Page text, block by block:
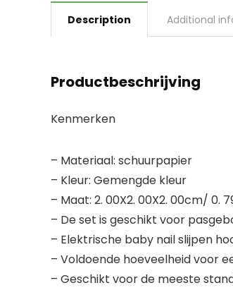
Description Additional
Productbeschrijving
Kenmerken
– Materiaal: schuurpapier
– Kleur: Gemengde kleur
– Maat: 2. 00X2. 00X2. 00cm/ 0.
– De set is geschikt voor
– Elektrische baby nail slijpen
– Voldoende hoeveelheid voor
– Geschikt voor de meeste